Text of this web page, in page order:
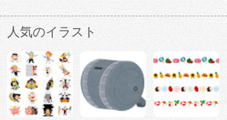
人気のイラスト